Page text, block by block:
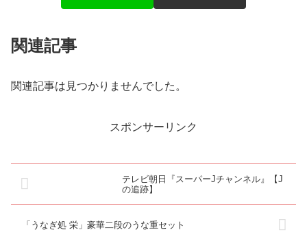
関連記事
関連記事は見つかりませんでした。
スポンサーリンク
テレビ朝日『スーパーJチャンネル』【J
の追跡】
「うなぎ処 栄」豪華二段のうな重セット